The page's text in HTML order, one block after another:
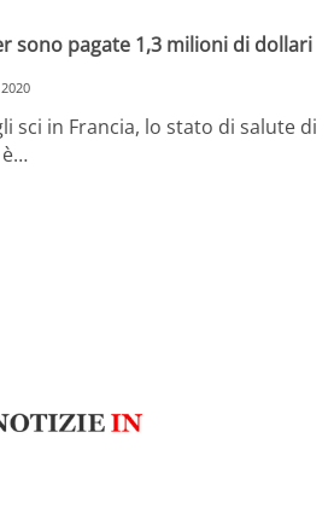
sono pagate 1,3 milioni di dollari
sci in Francia, lo stato di salute di
è…